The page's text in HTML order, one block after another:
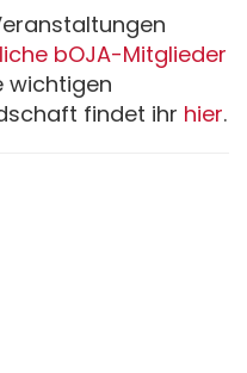
bOJA-Mitglieder
wichtigen
findet ihr hier.